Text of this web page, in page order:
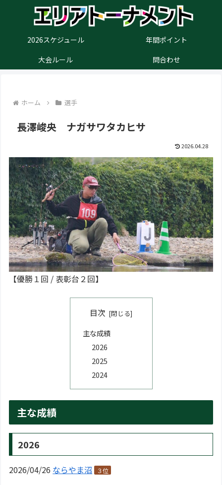
2026スケジュール
年間ポイント
大会ルール
問合わせ
ホーム 選手
長澤峻央 ナガサワタカヒサ
2026.04.28
【優勝１回 / 表彰台２回】
目次
主な成績
2026
2025
2024
主な成績
2026
2026/04/26 ならやま沼 ３位